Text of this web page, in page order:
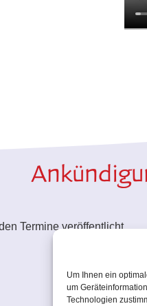
Um Ihnen ein
um
Technologien
Termine veröffentlicht.